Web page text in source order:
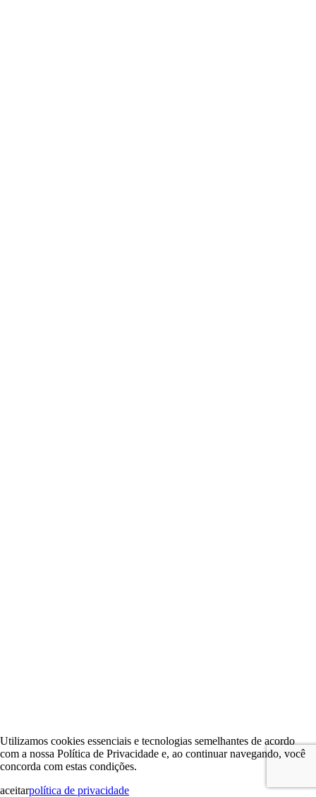
Utilizamos cookies essenciais e tecnologias semelhantes de acordo
com a nossa Política de Privacidade e, ao continuar navegando, você
concorda com estas condições.
aceitarpolítica de privacidade